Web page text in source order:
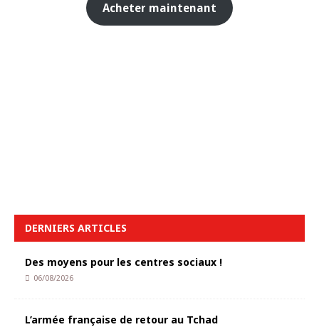
Acheter maintenant
DERNIERS ARTICLES
Des moyens pour les centres sociaux !
06/08/2026
L’armée française de retour au Tchad